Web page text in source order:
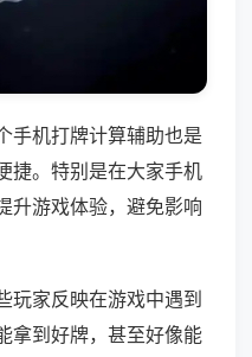
手机打牌计算辅助也是
捷。特别是在大家手机
升游戏体验，避免影响
玩家反映在游戏中遇到
拿到好牌，甚至好像能